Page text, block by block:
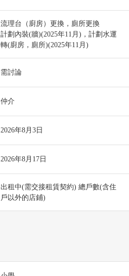
流理台（廚房）更換，廁所更換
計劃內裝(牆)(2025年11月)，計劃水運
轉(廚房，廁所)(2025年11月)
需討論
仲介
2026年8月3日
2026年8月17日
出租中(需交接租賃契約) 總戶數(含住
戶以外的店鋪)